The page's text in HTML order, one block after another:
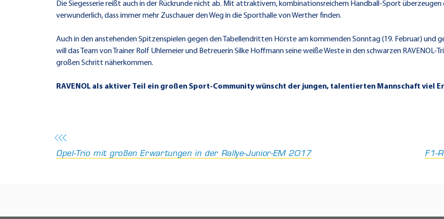
Die Siegesserie reißt auch in der Rückrunde nicht ab. Mit attraktivem, kombinationsreichem Handball-Sport überzeugen
verwunderlich, dass immer mehr Zuschauer den Weg in die Sporthalle von Werther finden.
Auch in den anstehenden Spitzenspielen gegen den Tabellendritten Hörste am kommenden Sonntag (19. Februar) und
will das Team von Trainer Rolf Uhlemeier und Betreuerin Silke Hoffmann seine weiße Weste in den schwarzen
großen Schritt näherkommen.
RAVENOL als aktiver Teil ein großen Sport-Community wünscht der jungen, talentierten Mannschaft viel
Opel-Trio mit großen Erwartungen in der Rallye-Junior-EM 2017 F1-